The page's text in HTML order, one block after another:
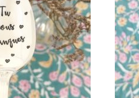
GRAVÉE
NOUS MANQUES
35,00
AU PANIER